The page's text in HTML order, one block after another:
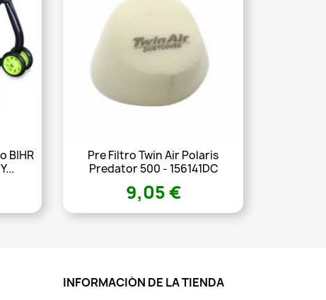
BIHR
Pre Filtro Twin Air Polaris
Predator 500 - 156141DC
9,05 €
INFORMACIÓN DE LA TIENDA